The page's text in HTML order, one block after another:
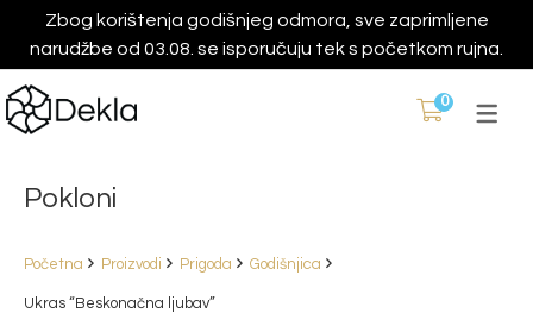
Zbog korištenja godišnjeg odmora, sve zaprimljene
narudžbe od 03.08. se isporučuju tek s početkom rujna.
0
Pokloni
Početna Proizvodi Prigoda Godišnjica
Ukras “Beskonačna ljubav”